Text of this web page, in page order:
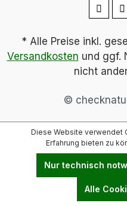
* Alle Preise inkl.
Versandkosten und ggf.
nicht
©
Diese Website verwendet
Erfahrung bieten zu
Nur technisch
Alle